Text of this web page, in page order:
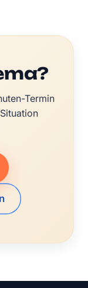
Termin